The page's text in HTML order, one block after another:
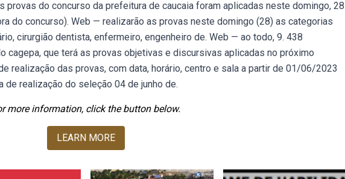
provas do concurso da prefeitura de caucaia foram aplicadas neste domingo, 28
do concurso). Web — realizarão as provas neste domingo (28) as categorias
cirurgião dentista, enfermeiro, engenheiro de. Web — ao todo, 9. 438
cagepa, que terá as provas objetivas e discursivas aplicadas no próximo
realização das provas, com data, horário, centro e sala a partir de 01/06/2023
realização do seleção 04 de junho de.
more information, click the button below.
LEARN MORE